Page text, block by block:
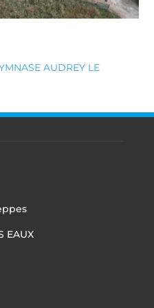
AUDREY LE
EAUX